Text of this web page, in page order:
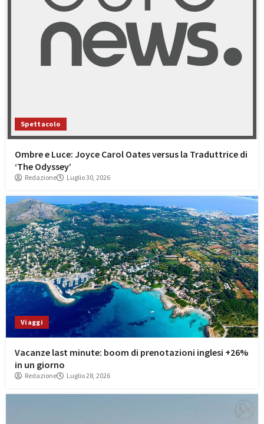
Spettacolo
Ombre e Luce: Joyce Carol Oates versus la Traduttrice di
‘The Odyssey’
Redazione Luglio 30, 2026
Viaggi
Vacanze last minute: boom di prenotazioni inglesi +26%
in un giorno
Redazione Luglio 28, 2026